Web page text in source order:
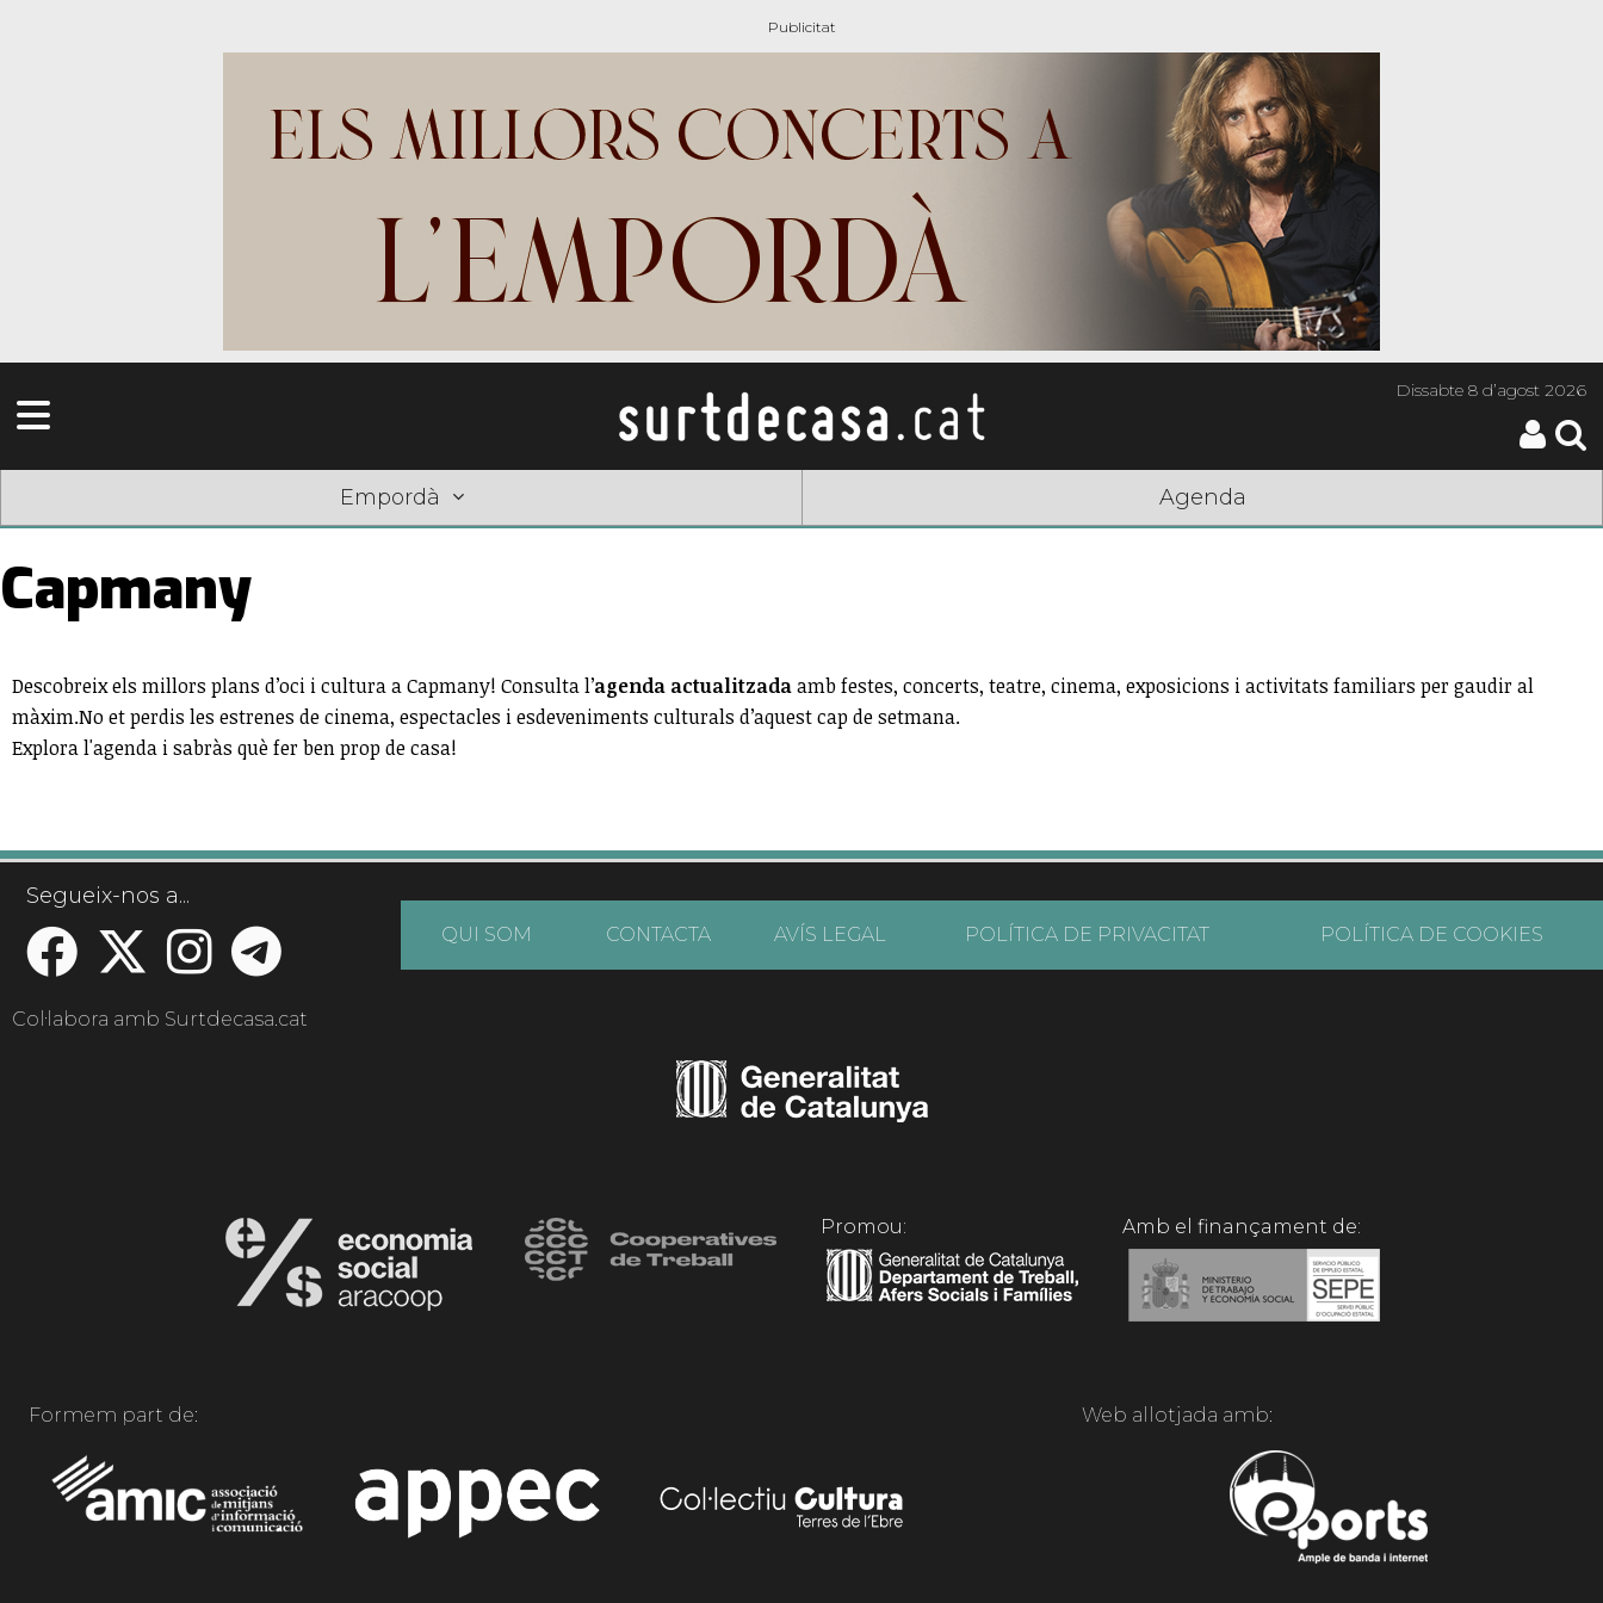
Dissabte8 d’agost 2026
Empordà Agenda
Capmany
Descobreix els millors plans d’oci i cultura a Capmany! Consulta l’agenda actualitzadaamb festes, concerts, teatre, cinema, exposicions i activitats familiars per gaudir al
màxim.No et perdis les estrenes de cinema, espectacles i esdeveniments culturals d’aquest cap de setmana.
Explora l'agenda i sabràs què fer ben prop de casa!
Segueix-nos a...
QUI SOM CONTACTA AVÍS LEGAL POLÍTICA DE PRIVACITAT POLÍTICA DE COOKIES
Col·labora amb Surtdecasa.cat
Promou: Amb el finançament de:
Formem part de: Web allotjada amb: